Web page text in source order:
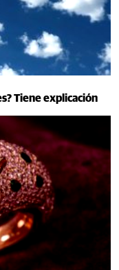
Tiene explicación